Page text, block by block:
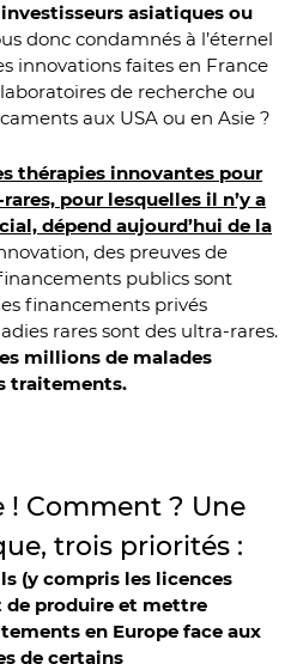
asiatiques ou
donc condamnés à l’éternel
innovations faites en France
de recherche ou
aux USA ou en Asie ?
thérapies innovantes pour
pour lesquelles il n’y a
dépend aujourd’hui de la
des preuves de
publics sont
financements privés
rares sont des ultra-rares.
millions de malades
traitements.
! Comment ? Une
trois priorités :
(y compris les licences
de produire et mettre
en Europe face aux
de certains